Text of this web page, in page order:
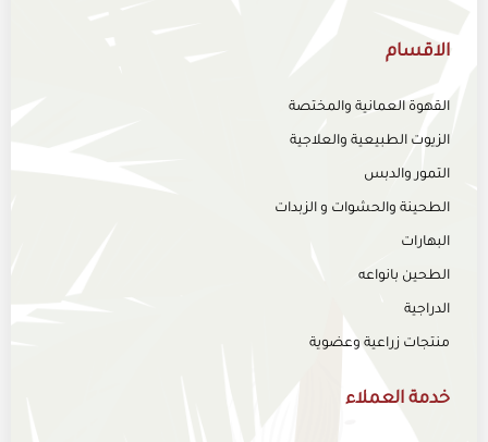
الاقسام
القهوة العمانية والمختصة
الزيوت الطبيعية والعلاجية
التمور والدبس
الطحينة والحشوات و الزبدات
البهارات
الطحين بانواعه
الدراجية
منتجات زراعية وعضوية
خدمة العملاء